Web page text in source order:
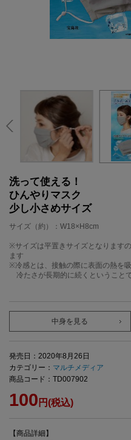
洗って使える！
ひんやりマスク
少し小さめサイズ
サイズ（約）：W18×H8cm
※サイズは平置きサイズとなります
ます
※冷感とは、接触の際に表面の熱を
冷たさが長期的に続くということ
中身を見る
発売日：2020年8月26日
カテゴリー： マルチメディア
商品コード：TD007902
100 円(税込)
【商品詳細】